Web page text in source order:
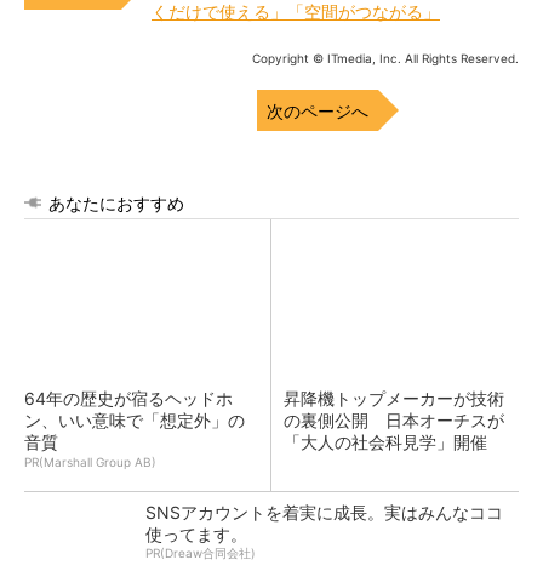
くだけで使える」「空間がつながる」
Copyright © ITmedia, Inc. All Rights Reserved.
次のページへ
あなたにおすすめ
64年の歴史が宿るヘッドホ
ン、いい意味で「想定外」の
音質
PR(Marshall Group AB)
昇降機トップメーカーが技術
の裏側公開 日本オーチスが
「大人の社会科見学」開催
SNSアカウントを着実に成長。実はみんなココ
使ってます。
PR(Dreaw合同会社)